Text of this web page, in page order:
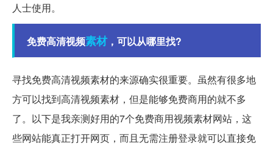
人士使用。
免费高清视频素材 ，可以从哪里找?
寻找免费高清视频素材的来源确实很重要。虽然有很多地
方可以找到高清视频素材，但是能够免费商用的就不多
了。以下是我亲测好用的7个免费商用视频素材网站，这
些网站能真正打开网页，而且无需注册登录就可以直接免